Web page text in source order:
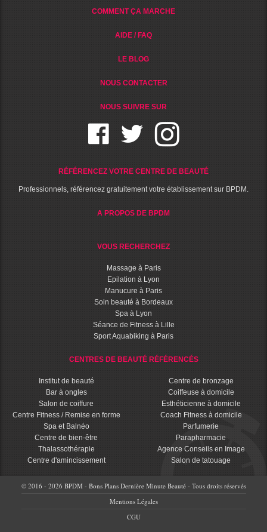
COMMENT ÇA MARCHE
AIDE / FAQ
LE BLOG
NOUS CONTACTER
NOUS SUIVRE SUR
RÉFÉRENCEZ VOTRE CENTRE DE BEAUTÉ
Professionnels, référencez gratuitement votre établissement sur BPDM.
A PROPOS DE BPDM
VOUS RECHERCHEZ
Massage à Paris
Epilation à Lyon
Manucure à Paris
Soin beauté à Bordeaux
Spa à Lyon
Séance de Fitness à Lille
Sport Aquabiking à Paris
CENTRES DE BEAUTÉ RÉFÉRENCÉS
Institut de beauté
Bar à ongles
Salon de coiffure
Centre Fitness / Remise en forme
Spa et Balnéo
Centre de bien-être
Thalassothérapie
Centre d'amincissement
Centre de bronzage
Coiffeuse à domicile
Esthéticienne à domicile
Coach Fitness à domicile
Parfumerie
Parapharmacie
Agence Conseils en Image
Salon de tatouage
© 2016 - 2026 BPDM - Bons Plans Dernière Minute Beauté - Tous droits réservés
Mentions Légales
CGU